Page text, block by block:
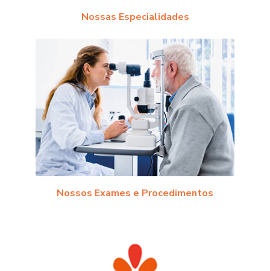
Nossas Especialidades
Nossos Exames e Procedimentos